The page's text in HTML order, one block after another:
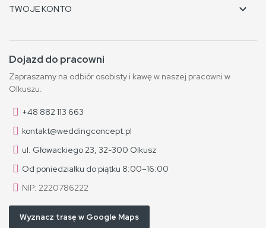
TWOJE KONTO 
Dojazd do pracowni
Zapraszamy na odbiór osobisty i kawę w naszej pracowni w
Olkuszu.
+48 882 113 663
kontakt@weddingconcept.pl
ul. Głowackiego 23, 32-300 Olkusz
Od poniedziałku do piątku 8:00–16:00
NIP: 2220786222
Wyznacz trasę w Google Maps